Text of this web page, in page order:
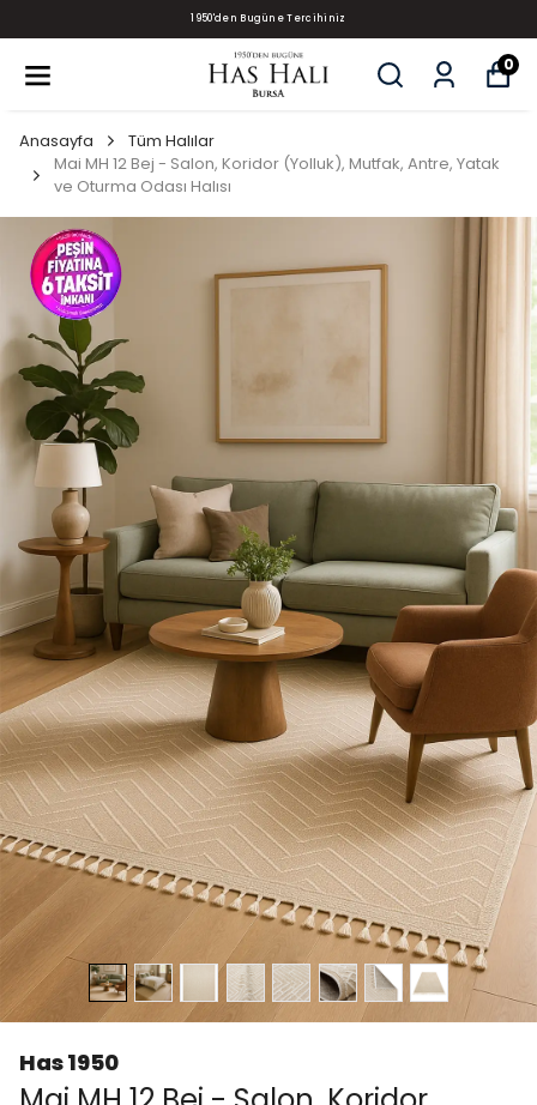
1950'den Bugüne Tercihiniz
0
Anasayfa
Tüm Halılar
Mai MH 12 Bej - Salon, Koridor (Yolluk), Mutfak, Antre, Yatak
ve Oturma Odası Halısı
Has 1950